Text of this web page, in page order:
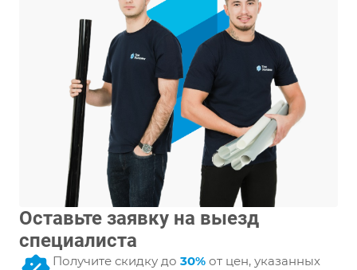
Оставьте заявку на выезд
специалиста
Получите скидку до 30% от цен, указанных